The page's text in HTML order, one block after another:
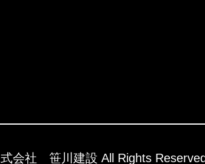
会社 笹川建設 All Rights